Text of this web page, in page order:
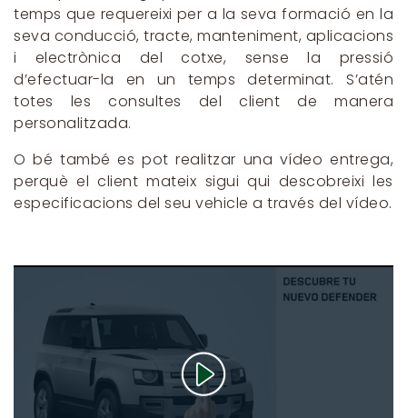
temps que requereixi per a la seva formació en la
seva conducció, tracte, manteniment, aplicacions
i electrònica del cotxe, sense la pressió
d’efectuar-la en un temps determinat. S’atén
totes les consultes del client de manera
personalitzada.
O bé també es pot realitzar una vídeo entrega,
perquè el client mateix sigui qui descobreixi les
especificacions del seu vehicle a través del vídeo.